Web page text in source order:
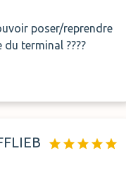
poser/reprendre
du terminal ????